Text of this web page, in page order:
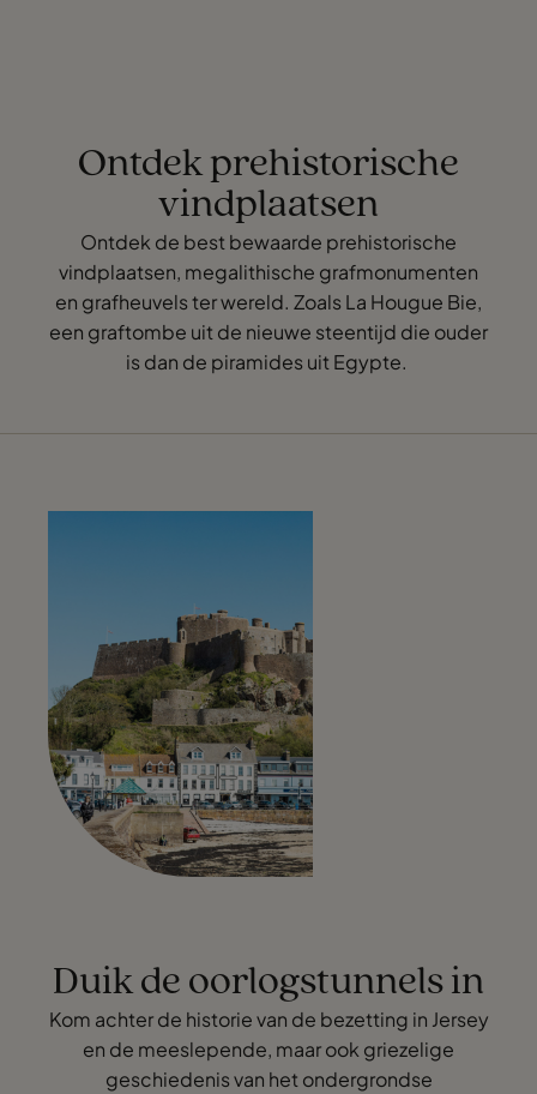
Ontdek prehistorische
vindplaatsen
Ontdek de best bewaarde prehistorische
vindplaatsen, megalithische grafmonumenten
en grafheuvels ter wereld. Zoals La Hougue Bie,
een graftombe uit de nieuwe steentijd die ouder
is dan de piramides uit Egypte.
Duik de oorlogstunnels in
Kom achter de historie van de bezetting in Jersey
en de meeslepende, maar ook griezelige
geschiedenis van het ondergrondse